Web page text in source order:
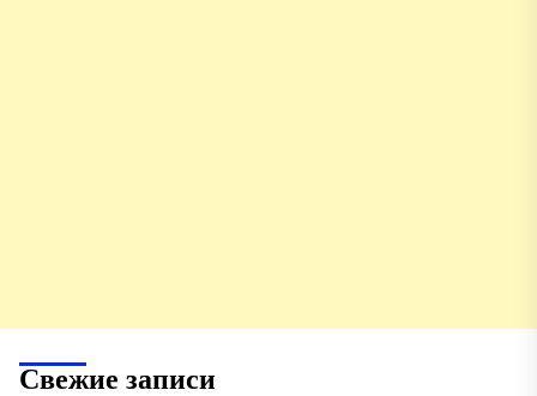
Свежие записи